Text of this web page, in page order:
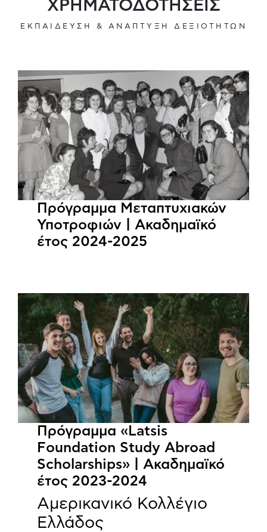
ΧΡΗΜΑΤΟΔΟΤΗΣΕΙΣ
ΕΚΠΑΙΔΕΥΣΗ & ΑΝΑΠΤΥΞΗ ΔΕΞΙΟΤΗΤΩΝ
Πρόγραμμα Μεταπτυχιακών
Υποτροφιών | Ακαδημαϊκό
έτος 2024-2025
Πρόγραμμα «Latsis
Foundation Study Abroad
Scholarships» | Ακαδημαϊκό
έτος 2023-2024
Αμερικανικό Κολλέγιο
Ελλάδος